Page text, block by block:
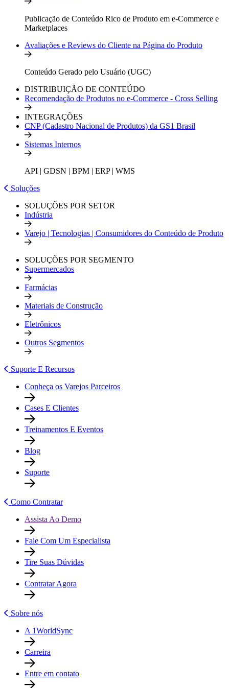
Publicação de Conteúdo Rico de Produto em e-Commerce e
Marketplaces
Avaliações e Reviews do Cliente na Página do Produto
Conteúdo Gerado pelo Usuário (UGC)
DISTRIBUIÇÃO DE CONTEÚDO
Recomendação de Produtos no e-Commerce - Cross Selling
INTEGRAÇÕES
CNP (Cadastro Nacional de Produtos) da GS1 Brasil
Sistemas Internos
API | GDSN | BPM | ERP | WMS
Soluções
SOLUÇÕES POR SETOR
Indústria
Varejo | Tecnologias | Consumidores do Conteúdo de Produto
SOLUÇÕES POR SEGMENTO
Supermercados
Farmácias
Materiais de Construção
Eletrônicos
Outros Segmentos
Suporte E Recursos
Conheça os Varejos Parceiros
Cases E Clientes
Treinamentos E Eventos
Blog
Suporte
Como Contratar
Assista Ao Demo
Fale Com Um Especialista
Tire Suas Dúvidas
Contratar Agora
Sobre nós
A 1WorldSync
Carreira
Entre em contato